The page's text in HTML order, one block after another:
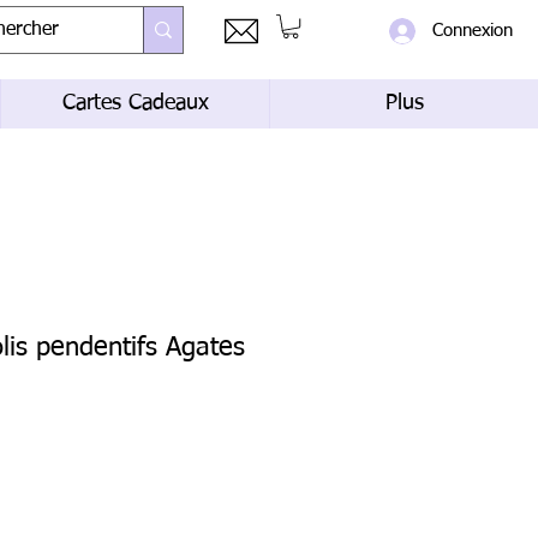
Connexion
Cartes Cadeaux Plus
pendentifs Agates